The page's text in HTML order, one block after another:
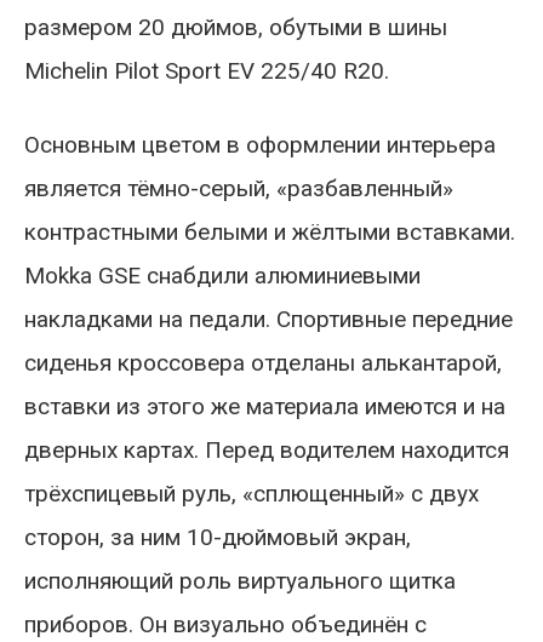
размером 20 дюймов, обутыми в шины
Michelin Pilot Sport EV 225/40 R20.
Основным цветом в оформлении интерьера
является тёмно-серый, «разбавленный»
контрастными белыми и жёлтыми вставками.
Mokka GSE снабдили алюминиевыми
накладками на педали. Спортивные передние
сиденья кроссовера отделаны алькантарой,
вставки из этого же материала имеются и на
дверных картах. Перед водителем находится
трёхспицевый руль, «сплющенный» с двух
сторон, за ним 10-дюймовый экран,
исполняющий роль виртуального щитка
приборов. Он визуально объединён с